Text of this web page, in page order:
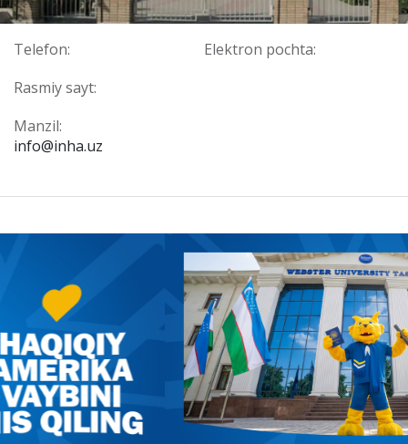
Telefon:
Elektron pochta:
Rasmiy sayt:
Manzil:
info@inha.uz